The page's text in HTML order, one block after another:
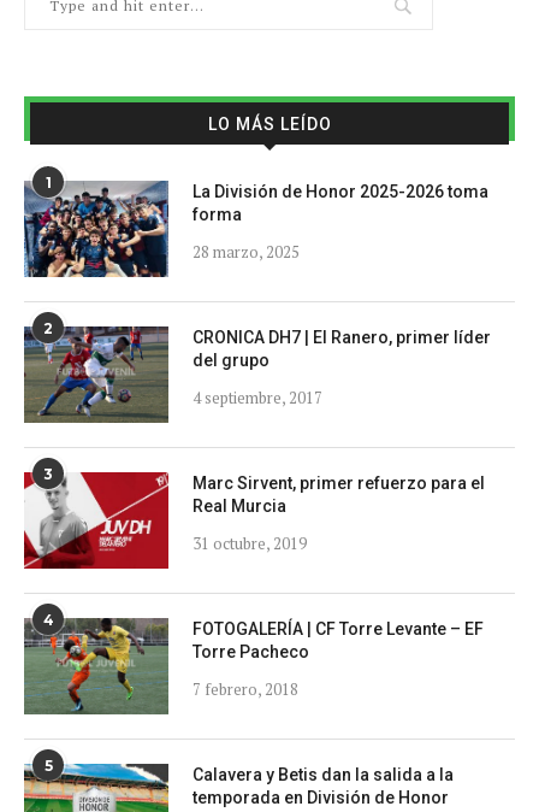
LO MÁS LEÍDO
1
La División de Honor 2025-2026 toma
forma
28 marzo, 2025
2
CRONICA DH7 | El Ranero, primer líder
del grupo
4 septiembre, 2017
3
Marc Sirvent, primer refuerzo para el
Real Murcia
31 octubre, 2019
4
FOTOGALERÍA | CF Torre Levante – EF
Torre Pacheco
7 febrero, 2018
5
Calavera y Betis dan la salida a la
temporada en División de Honor